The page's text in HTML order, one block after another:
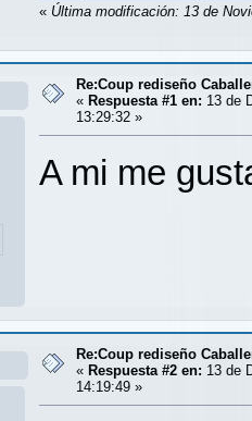
« Última modificación: 13 de
Re:Coup rediseño
« Respuesta #1 en: 13 de
13:29:32 »
A mi me
Re:Coup rediseño
« Respuesta #2 en: 13 de
14:19:49 »